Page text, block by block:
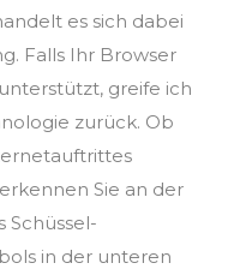
es sich dabei
Falls Ihr Browser
greife ich
zurück. Ob
Sie an der
Schüssel-
in der unteren